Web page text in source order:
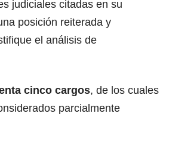
judiciales citadas en su
posición reiterada y
el análisis de
cinco cargos, de los cuales
parcialmente